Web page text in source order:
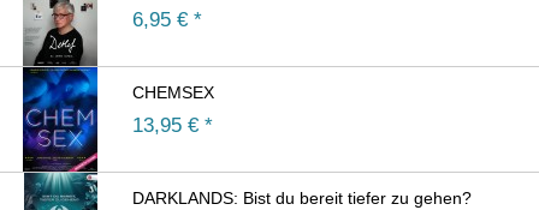
6,95 € *
CHEMSEX
13,95 € *
DARKLANDS: Bist du bereit tiefer zu gehen?